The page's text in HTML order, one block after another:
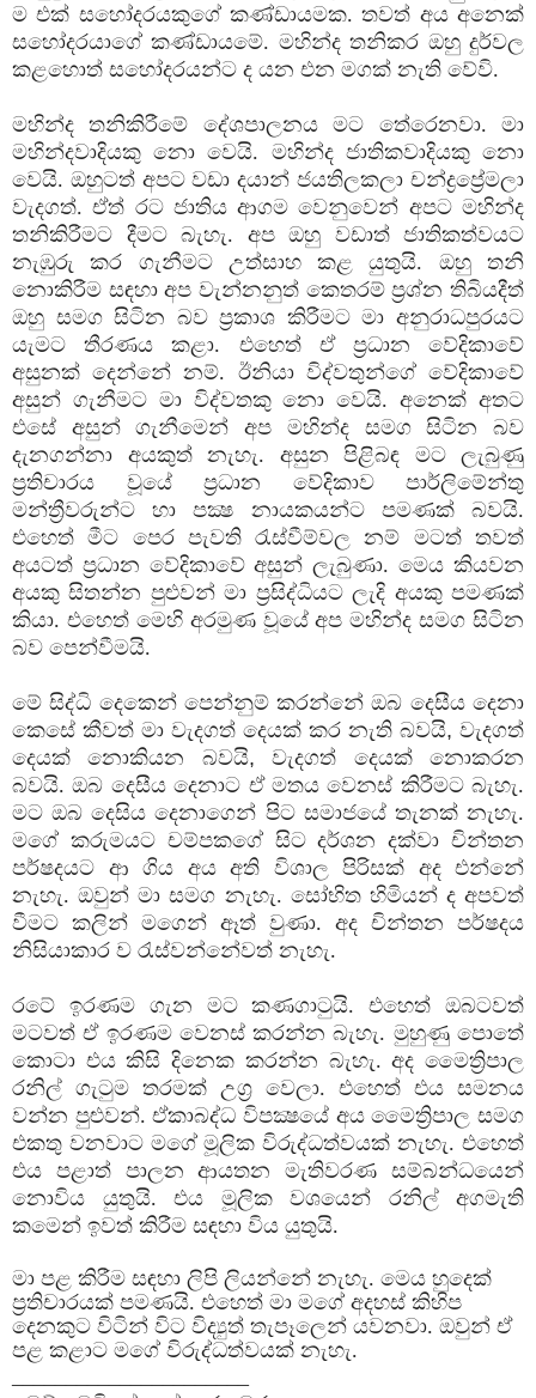
ම එක් සහෝදරයකුගේ කණ්ඩායමක. තවත් අය අනෙක්
සහෝදරයාගේ කණ්ඩායමේ. මහින්ද තනිකර ඔහු දුර්වල
කළහොත් සහෝදරයන්ට ද යන එන මගක් නැති වේවි.
මහින්ද තනිකිරීමේ දේශපාලනය මට තේරෙනවා. මා
මහින්දවාදියකු නො වෙයි. මහින්ද ජාතිකවාදියකු නො
වෙයි. ඔහුටත් අපට වඩා දයාන් ජයතිලකලා චන්ද්‍රප්‍රේමලා
වැදගත්. ඒත් රට ජාතිය ආගම වෙනුවෙන් අපට මහින්ද
තනිකිරීමට දීමට බැහැ. අප ඔහු වඩාත් ජාතිකත්වයට
නැඹුරු කර ගැනීමට උත්සාහ කළ යුතුයි. ඔහු තනි
නොකිරීම සඳහා අප වැන්නනුත් කෙතරම් ප්‍රශ්න තිබියදීත්
ඔහු සමග සිටින බව ප්‍රකාශ කිරීමට මා අනුරාධපුරයට
යැමට තීරණය කළා. එහෙත් ඒ ප්‍රධාන වේදිකාවේ
අසුනක් දෙන්නේ නම්. ඊනියා විද්වතුන්ගේ වේදිකාවේ
අසුන් ගැනීමට මා විද්වතකු නො වෙයි. අනෙක් අතට
එසේ අසුන් ගැනීමෙන් අප මහින්ද සමග සිටින බව
දැනගන්නා අයකුත් නැහැ. අසුන පිළිබඳ මට ලැබුණු
ප්‍රතිචාරය වූයේ ප්‍රධාන වේදිකාව පාර්ලිමේන්තු
මන්ත්‍රීවරුන්ට හා පක්‍ෂ නායකයන්ට පමණක් බවයි.
එහෙත් මීට පෙර පැවති රැස්වීම්වල නම් මටත් තවත්
අයටත් ප්‍රධාන වේදිකාවේ අසුන් ලැබුණා. මෙය කියවන
අයකු සිතන්න පුළුවන් මා ප්‍රසිද්ධියට ලැදි අයකු පමණක්
කියා. එහෙත් මෙහි අරමුණ වූයේ අප මහින්ද සමග සිටින
බව පෙන්වීමයි.
මේ සිද්ධි දෙකෙන් පෙන්නුම් කරන්නේ ඔබ දෙසීය දෙනා
කෙසේ කීවත් මා වැදගත් දෙයක් කර නැති බවයි, වැදගත්
දෙයක් නොකියන බවයි,වැදගත් දෙයක් නොකරන
බවයි. ඔබ දෙසීය දෙනාට ඒ මතය වෙනස් කිරීමට බැහැ.
මට ඔබ දෙසිය දෙනාගෙන් පිට සමාජයේ තැනක් නැහැ.
මගේ කරුමයට චම්පකගේ සිට දර්ශන දක්වා චින්තන
පර්ෂදයට ආ ගිය අය අති විශාල පිරිසක් අද එන්නේ
නැහැ. ඔවුන් මා සමග නැහැ. සෝභිත හිමියන් ද අපවත්
වීමට කලින් මගෙන් ඈත් වුණා. අද චින්තන පර්ෂදය
නිසියාකාර ව රැස්වන්නේවත් නැහැ.
රටේ ඉරණම ගැන මට කණගාටුයි. එහෙත් ඔබටවත්
මටවත් ඒ ඉරණම වෙනස් කරන්න බැහැ. මුහුණු පොතේ
කොටා එය කිසි දිනෙක කරන්න බැහැ. අද මෛත්‍රිපාල
රනිල් ගැටුම තරමක් උග්‍ර වෙලා. එහෙත් එය සමනය
වන්න පුළුවන්. ඒකාබද්ධ විපක්‍ෂයේ අය මෛත්‍රිපාල සමග
එකතු වනවාට මගේ මූලික විරුද්ධත්වයක් නැහැ. එහෙත්
එය පළාත් පාලන ආයතන මැතිවරණ සම්බන්ධයෙන්
නොවිය යුතුයි. එය මූලික වශයෙන් රනිල් අගමැති
කමෙන් ඉවත් කිරීම සඳහා විය යුතුයි.
මා පළ කිරීම සඳහා ලිපි ලියන්නේ නැහැ. මෙය හුදෙක්
ප්‍රතිචාරයක් පමණයි. එහෙත් මා මගේ අදහස් කිහිප
දෙනකුට විටින් විට විද්‍යුත් තැපෑලෙන් යවනවා. ඔවුන් ඒ
පළ කළාට මගේ විරුද්ධත්වයක් නැහැ.